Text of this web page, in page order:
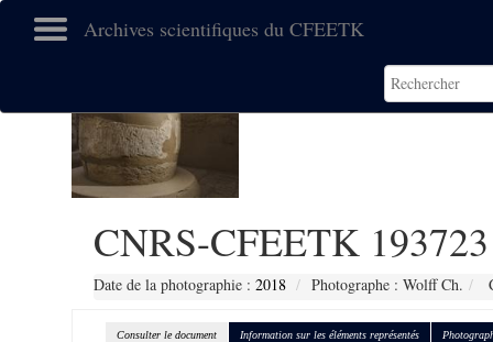
Archives scientifiques du CFEETK
CNRS-CFEETK 193723
Date de la photographie : 2018 Photographe : Wolff Ch.
Consulter le document Information sur les éléments représentés